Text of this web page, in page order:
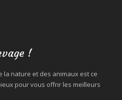
!
la nature et des animaux est ce
pour vous offrir les meilleurs